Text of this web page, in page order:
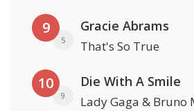
9
5
Gracie Abrams
That's So True
10
9
Die With A Smile
Lady Gaga & Bruno